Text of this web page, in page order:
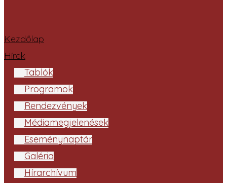
Kezdőlap
Hírek
Tablók
Programok
Rendezvények
Médiamegjelenések
Eseménynaptár
Galéria
Hírarchívum